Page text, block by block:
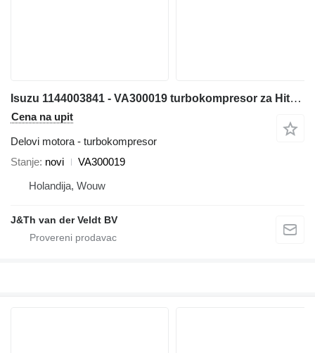
Isuzu 1144003841 - VA300019 turbokompresor za Hitachi ZX600 ZX800 JD600C ZX650H ZX850H JD800LC ZX670-5G ZX870-5G bagera
Cena na upit
Delovi motora - turbokompresor
Stanje novi
VA300019
Holandija, Wouw
J&Th van der Veldt BV